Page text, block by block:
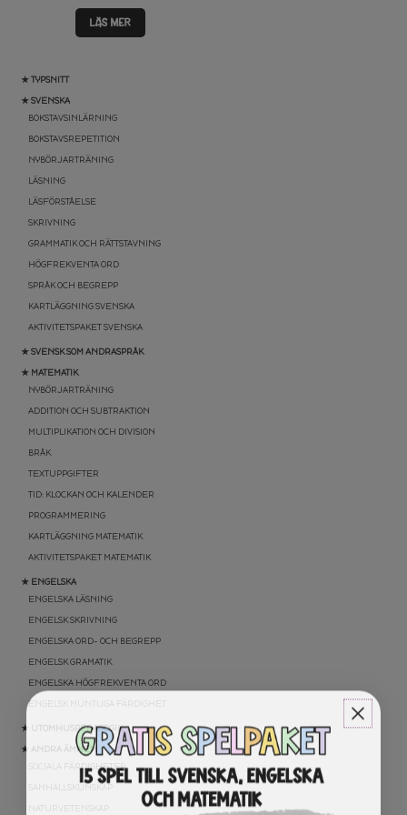
★ TYPSNITT
★ SVENSKA
BOKSTAVSINLÄRNING
BOKSTAVSREPETITION
NYBÖRJARTRÄNING
LÄSNING
LÄSFÖRSTÅELSE
SKRIVNING
GRAMMATIK OCH RÄTTSTAVNING
HÖGFREKVENTA ORD
SPRÅK OCH BEGREPP
KARTLÄGGNING SVENSKA
AKTIVITETSPAKET SVENSKA
★ SVENSK SOM ANDRASPRÅK
★ MATEMATIK
NYBÖRJARTRÄNING
ADDITION OCH SUBTRAKTION
MULTIPLIKATION OCH DIVISION
BRÅK
TEXTUPPGIFTER
TID: KLOCKAN OCH KALENDER
PROGRAMMERING
KARTLÄGGNING MATEMATIK
AKTIVITETSPAKET MATEMATIK
★ ENGELSKA
ENGELSKA LÄSNING
ENGELSK SKRIVNING
ENGELSKA ORD- OCH BEGREPP
ENGELSK GRAMATIK
ENGELSKA HÖGFREKVENTA ORD
ENGELSK MUNTLIGA FÄRDIGHET
★ UTOMHUSPEDAGOGIK
★ ANDRA ÄMNEN
SOCIALA FÄRDIGHETER
SAMHÄLLSKUNSKAP
NATURVETENSKAP
LÄS MER